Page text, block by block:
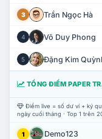
3 Trần Ngọc Hà
4 Võ Duy Phong
5 Đặng Kim
TỔNG ĐIỂM PAPER
Điểm live = số dư ví + ký
ngày cuối tháng · Top 1 trên
1 Demo123